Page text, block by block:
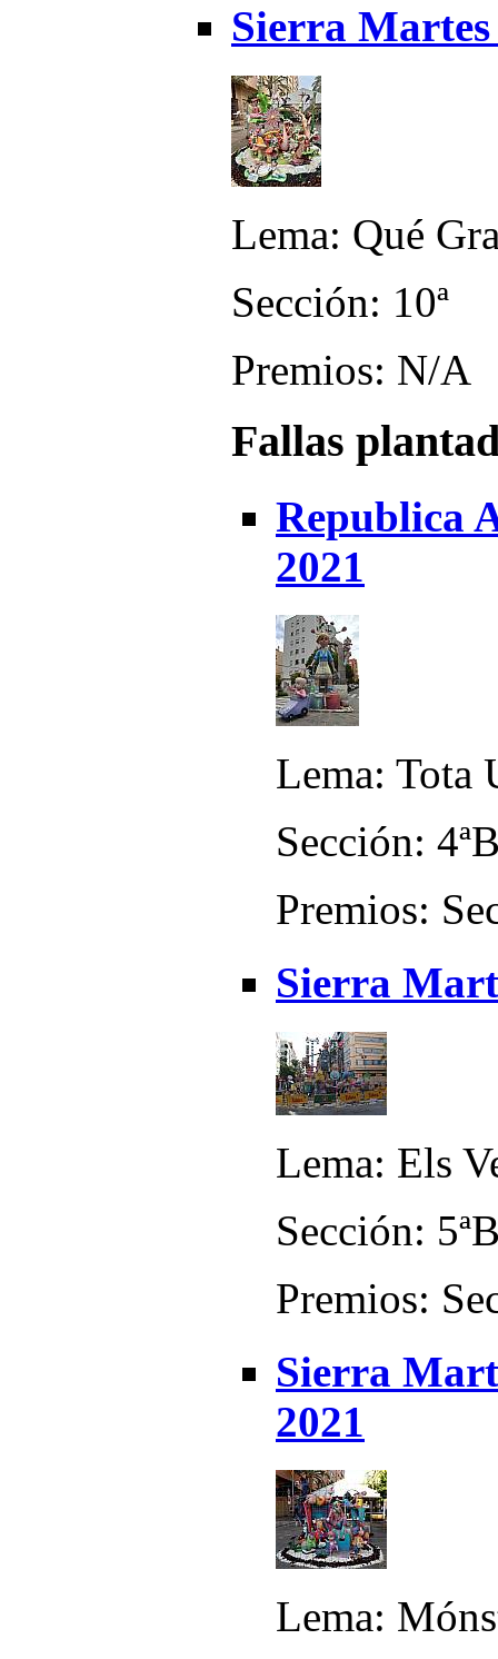
Sierra
Lema: Qué
Sección: 10ª
Premios: N/A
Fallas
Republica
2021
Lema: Tota
Sección:
Premios:
Sierra
Lema: Els
Sección:
Premios:
Sierra
2021
Lema: